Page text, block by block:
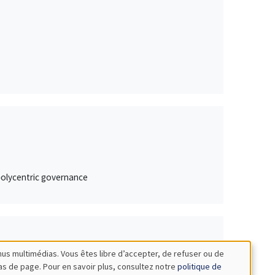
governance
multimédias. Vous êtes libre d’accepter, de refuser ou de
de page. Pour en savoir plus, consultez notre politique de